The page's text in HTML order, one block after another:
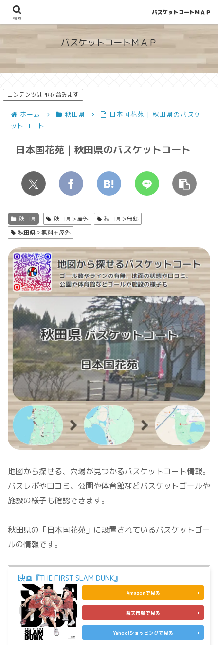
地図から探せる！穴場が見つかるバスケットコート情報
バスケットコートＭＡＰ
コンテンツはPRを含みます
ホーム 秋田県
日本国花苑 | 秋田県のバスケ
ットコート
日本国花苑 | 秋田県のバスケットコート
秋田県 秋田県＞屋外
秋田県＞無料
秋田県＞無料＋屋外
地図から探せる、穴場が見つかるバスケットコート情報。
バスレポや口コミ、公園や体育館などバスケットゴールや
施設の様子も確認できます。
秋田県の「日本国花苑」に設置されているバスケットゴー
ルの情報です。
映画『THE FIRST SLAM DUNK』
Amazonで見る
楽天市場で見る
Yahoo!ショッピングで見る
検索
バスケットコートＭＡＰ